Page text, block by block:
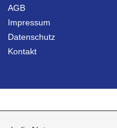
AGB
Impressum
Datenschutz
Kontakt